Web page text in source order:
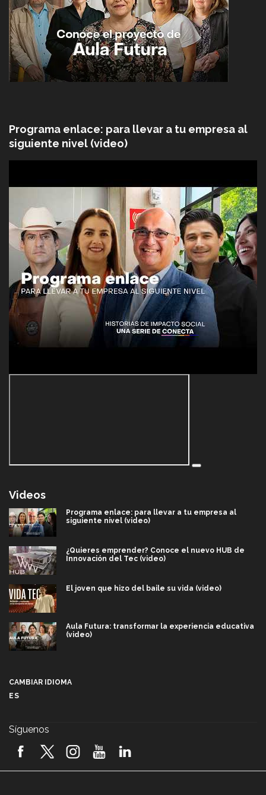
Programa enlace: para llevar a tu empresa al
siguiente nivel (video)
Videos
Programa enlace: para llevar a tu empresa al
siguiente nivel (video)
¿Quieres emprender? Conoce el nuevo HUB de
Innovación del Tec (video)
El joven que hizo del baile su vida (video)
Aula Futura: transformar la experiencia educativa
(video)
2026! (video)
CAMBIAR IDIOMA
ES
Síguenos